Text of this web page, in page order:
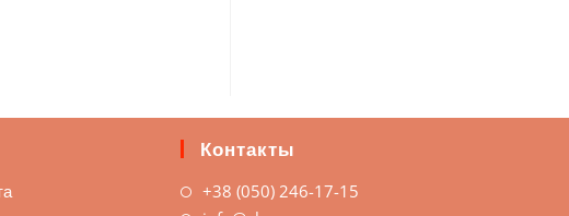
Контакты
+38 (050) 246-17-15